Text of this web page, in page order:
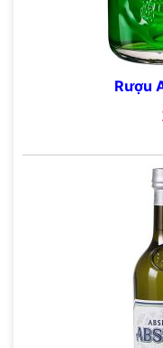
Rượu